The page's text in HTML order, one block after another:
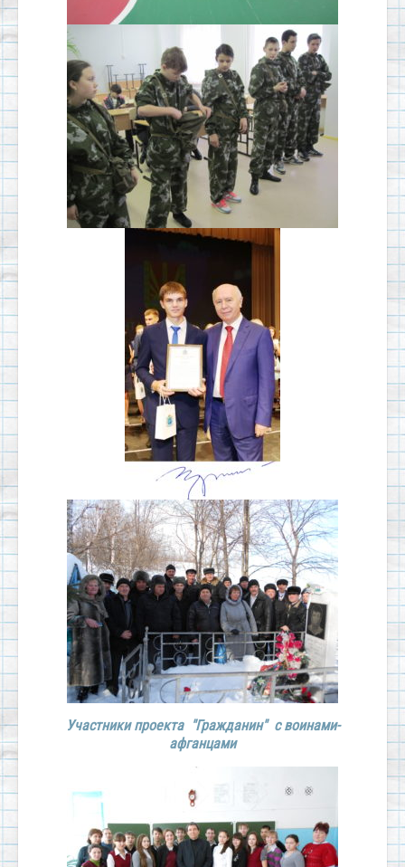
Участники проекта "Гражданин" с воинами-
афганцами